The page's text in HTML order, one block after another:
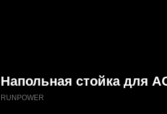
Напольная стойка для
RUNPOWER